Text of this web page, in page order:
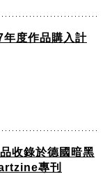
年度作品購入計
收錄於德國暗黑
專刊